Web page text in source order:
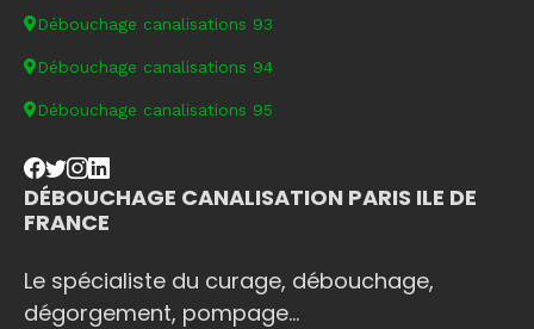
Débouchage canalisations 93
Débouchage canalisations 94
Débouchage canalisations 95
DÉBOUCHAGE CANALISATION PARIS ILE DE
FRANCE
Le spécialiste du curage, débouchage,
dégorgement, pompage...